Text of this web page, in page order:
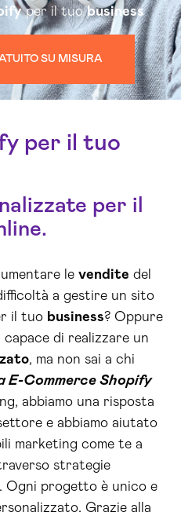
per il tuobusiness
SU MISURA
per il tuo
per il
le vendite del
a gestire un sito
il tuo business? Oppure
capace di realizzare un
, ma non sai a chi
E-Commerce Shopify
abbiamo una risposta
e abbiamo aiutato
marketing come te a
strategie
Ogni progetto è unico e
Grazie alla